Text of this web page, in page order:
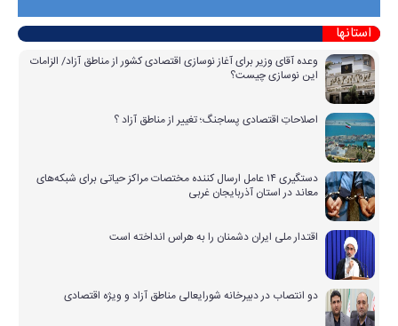
استانها
وعده آقای وزیر برای آغاز نوسازی اقتصادی کشور از مناطق آزاد/ الزامات
این نوسازی چیست؟
اصلاحاتِ اقتصادی پساجنگ؛ تغییر از مناطق آزاد ؟
دستگیری ۱۴ عامل ارسال کننده مختصات مراکز حیاتی برای شبکه‌های
معاند در استان آذربایجان غربی
اقتدار ملی ایران دشمنان را به هراس انداخته است
دو انتصاب در دبیرخانه شورایعالی مناطق آزاد و ویژه اقتصادی